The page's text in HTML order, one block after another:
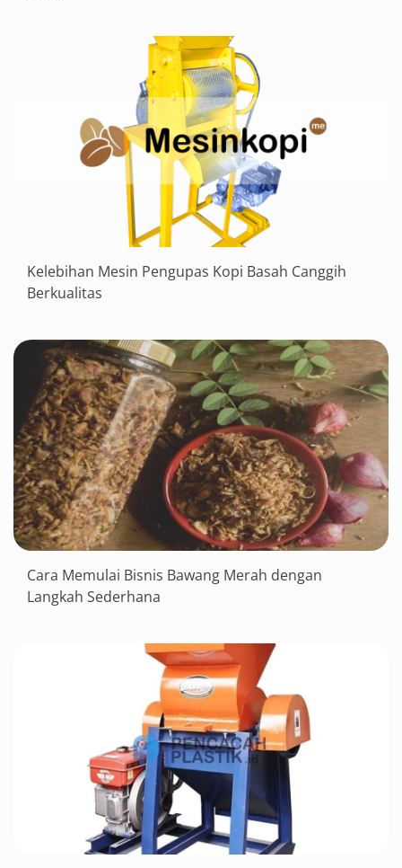
Kelebihan Mesin Pengupas Kopi Basah Canggih
Berkualitas
Cara Memulai Bisnis Bawang Merah dengan
Langkah Sederhana